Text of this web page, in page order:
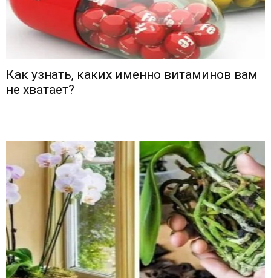
Как узнать, каких именно витаминов вам
не хватает?